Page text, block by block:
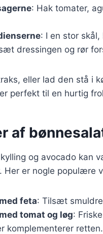
: Hak tomater,
: I en stor
dressingen og rør
eller lad den stå i
perfekt til en hurtig
af
og avocado kan
Her er nogle populære
feta: Tilsæt
tomat og løg:
komplementerer retten.